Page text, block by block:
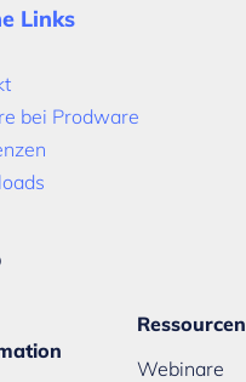
Links
bei Prodware
Ressourcen
Webinare